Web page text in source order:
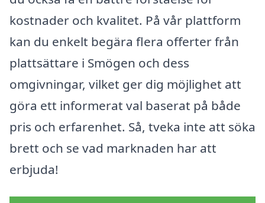
kostnader och kvalitet. På vår plattform
kan du enkelt begära flera offerter från
plattsättare i Smögen och dess
omgivningar, vilket ger dig möjlighet att
göra ett informerat val baserat på både
pris och erfarenhet. Så, tveka inte att söka
brett och se vad marknaden har att
erbjuda!